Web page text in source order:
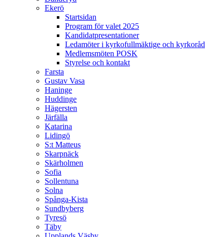
Ekerö
Startsidan
Program för valet 2025
Kandidatpresentationer
Ledamöter i kyrkofullmäktige och kyrkoråd
Medlemsmöten POSK
Styrelse och kontakt
Farsta
Gustav Vasa
Haninge
Huddinge
Hägersten
Järfälla
Katarina
Lidingö
S:t Matteus
Skarpnäck
Skärholmen
Sofia
Sollentuna
Solna
Spånga-Kista
Sundbyberg
Tyresö
Täby